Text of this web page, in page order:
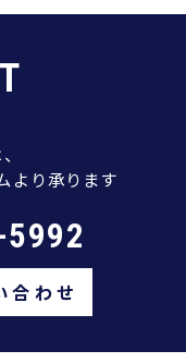
より承ります
合わせ